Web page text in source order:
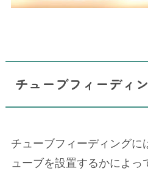
チューブフィーディ
チューブフィーディングに
ューブを設置するかによっ